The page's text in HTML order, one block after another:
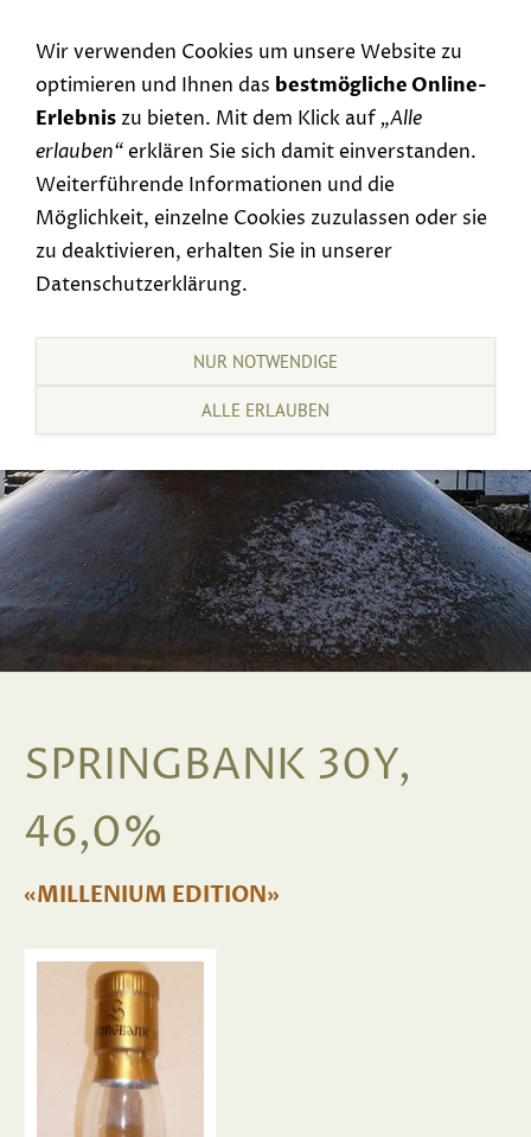
SPRINGBANK 30Y,
46,0%
«MILLENIUM EDITION»
Wir verwenden Cookies um unsere Website zu
optimieren und Ihnen das bestmögliche Online-
Erlebniszu bieten. Mit dem Klick auf „Alle
erlauben“erklären Sie sich damit einverstanden.
Weiterführende Informationen und die
Möglichkeit, einzelne Cookies zuzulassen oder sie
zu deaktivieren, erhalten Sie in unserer
Datenschutzerklärung.
NUR NOTWENDIGE
ALLE ERLAUBEN